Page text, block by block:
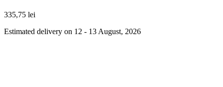
335,75 lei
Estimated delivery on 12 - 13 August, 2026